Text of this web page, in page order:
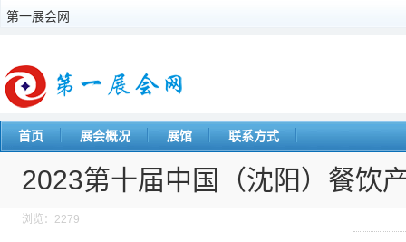
第一展会网
首页 展会概况 展馆 联系方式
2023第十届中国（沈阳）餐饮
浏览：2279